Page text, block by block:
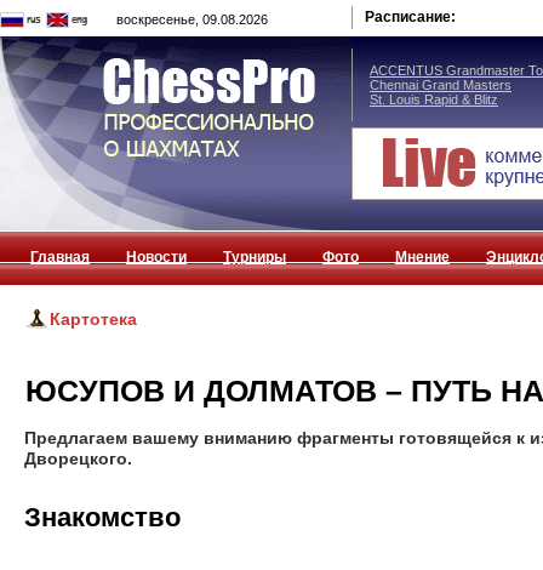
воскресенье, 09.08.2026 Расписание:
ACCENTUS Grandmaster
Chennai Grand Masters
St. Louis Rapid & Blitz
Главная Новости Турниры Фото Мнение
Картотека
ЮСУПОВ И ДОЛМАТОВ – ПУТЬ
Предлагаем вашему вниманию фрагменты готовящейся к
Дворецкого.
Знакомство